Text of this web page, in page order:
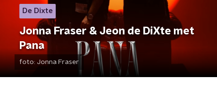
De Dixte
Jonna Fraser & Jeon de DiXte met
Pana
foto: Jonna Fraser